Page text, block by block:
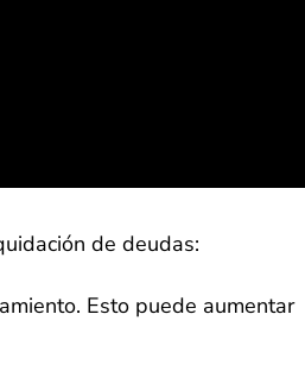
de deudas:
Esto puede aumentar